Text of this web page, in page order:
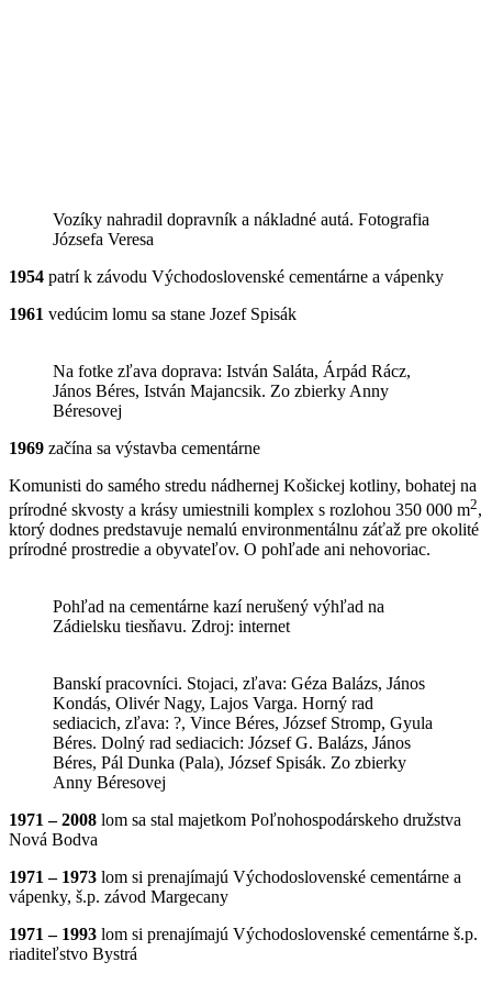
Vozíky nahradil dopravník a nákladné autá. Fotografia
Józsefa Veresa
1954 patrí k závodu Východoslovenské cementárne a vápenky
1961 vedúcim lomu sa stane Jozef Spisák
Na fotke zľava doprava: István Saláta, Árpád Rácz,
János Béres, István Majancsik. Zo zbierky Anny
Béresovej
1969 začína sa výstavba cementárne
Komunisti do samého stredu nádhernej Košickej kotliny, bohatej na
prírodné skvosty a krásy umiestnili komplex s rozlohou 350 000 m2,
ktorý dodnes predstavuje nemalú environmentálnu záťaž pre okolité
prírodné prostredie a obyvateľov. O pohľade ani nehovoriac.
Pohľad na cementárne kazí nerušený výhľad na
Zádielsku tiesňavu. Zdroj: internet
Banskí pracovníci. Stojaci, zľava: Géza Balázs, János
Kondás, Olivér Nagy, Lajos Varga. Horný rad
sediacich, zľava: ?, Vince Béres, József Stromp, Gyula
Béres. Dolný rad sediacich: József G. Balázs, János
Béres, Pál Dunka (Pala), József Spisák. Zo zbierky
Anny Béresovej
1971 – 2008 lom sa stal majetkom Poľnohospodárskeho družstva
Nová Bodva
1971 – 1973 lom si prenajímajú Východoslovenské cementárne a
vápenky, š.p. závod Margecany
1971 – 1993 lom si prenajímajú Východoslovenské cementárne š.p.
riaditeľstvo Bystrá